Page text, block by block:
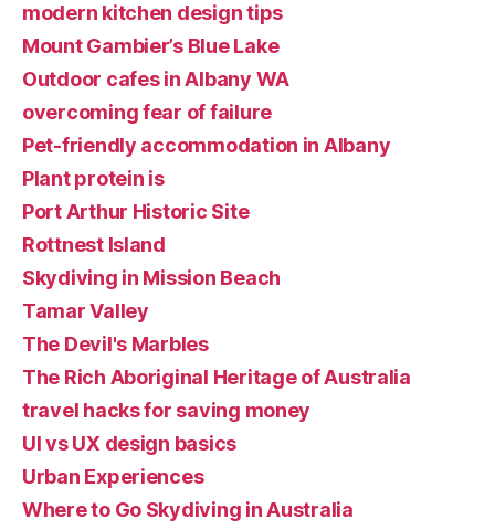
modern kitchen design tips
Mount Gambier’s Blue Lake
Outdoor cafes in Albany WA
overcoming fear of failure
Pet-friendly accommodation in Albany
Plant protein is
Port Arthur Historic Site
Rottnest Island
Skydiving in Mission Beach
Tamar Valley
The Devil's Marbles
The Rich Aboriginal Heritage of Australia
travel hacks for saving money
UI vs UX design basics
Urban Experiences
Where to Go Skydiving in Australia